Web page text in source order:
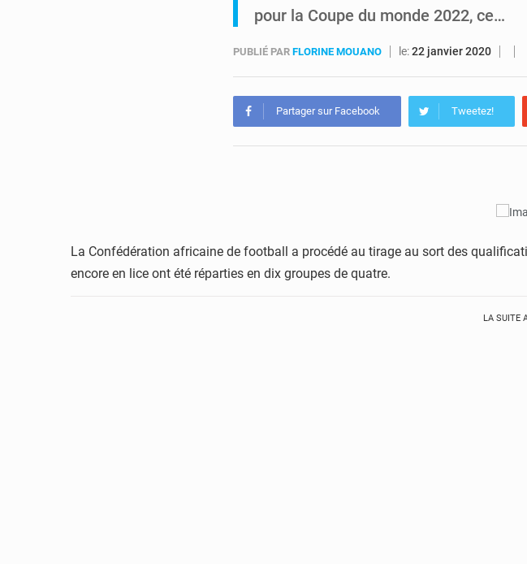
pour la Coupe du monde 2022, ce…
PUBLIÉ PAR FLORINE MOUANO le:22 janvier 2020
Partager sur Facebook Tweetez!
La Confédération africaine de football a procédé au tirage au sort des
encore en lice ont été réparties en dix groupes de quatre.
LA SUITE